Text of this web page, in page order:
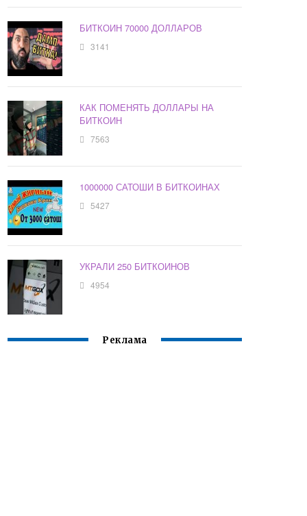
БИТКОИН 70000 ДОЛЛАРОВ
3141
КАК ПОМЕНЯТЬ ДОЛЛАРЫ НА
БИТКОИН
7563
1000000 САТОШИ В БИТКОИНАХ
5427
УКРАЛИ 250 БИТКОИНОВ
4954
Реклама